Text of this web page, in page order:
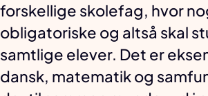
forskellige skolefag, hvor
obligatoriske og altså skal
samtlige elever. Det er
dansk, matematik og